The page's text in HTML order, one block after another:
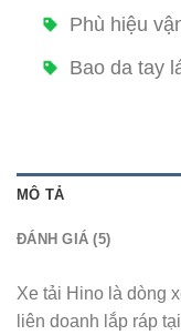
Phù hiệu
Bao da tay
MÔ TẢ
ĐÁNH GIÁ (5)
Xe tải Hino là dòng
liên doanh lắp ráp